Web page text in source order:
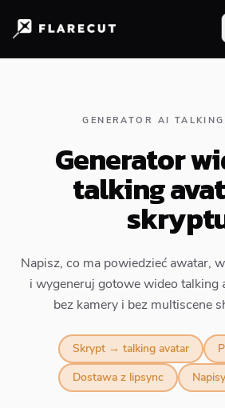
GENERATOR AI
Generator
talking
Napisz, co ma powiedzieć awatar,
i wygeneruj gotowe wideo
bez kamery i bez multiscene
Skrypt → talking avatar
Dostawa z lipsync